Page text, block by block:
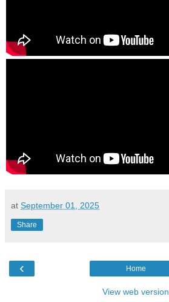
at September 01, 2025
Share
‹ Home
View web version